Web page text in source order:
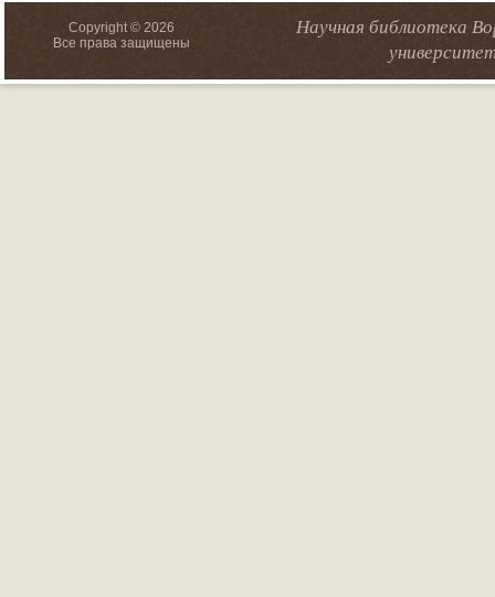
Copyright © 2026
Все права защищены
Научная библиотека